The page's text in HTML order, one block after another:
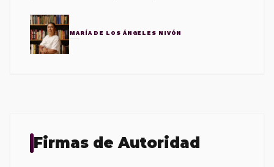
MARÍA DE LOS ÁNGELES NIVÓN
Firmas de Autoridad